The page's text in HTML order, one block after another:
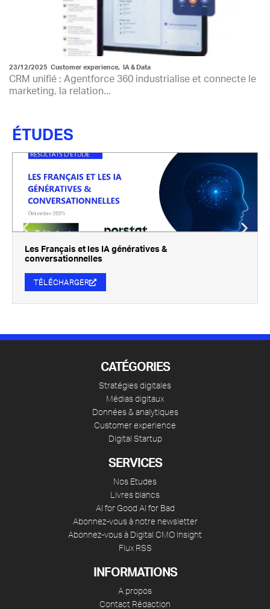
23/12/2025 Customer experience, IA & Data
CRM unifié : Agentforce 360 industrialise et connecte le
marketing, la relation...
ÉTUDES
Les Français et les IA génératives &
conversationnelles
TÉLÉCHARGER
CATÉGORIES
Stratégies digitales
Médias digitaux
Données & analytiques
Customer experience
Digital Startup
SERVICES
Nos Etudes
Livres blancs
AI for Good AI for Bad
Abonnez-vous à notre newsletter
Abonnez-vous à Digital CMO Insight
Flux RSS
INFORMATIONS
A propos
Contact Rédaction